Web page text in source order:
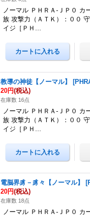
ノーマル ＰＨＲＡ-ＪＰ０ カ
族 攻撃力（ＡＴＫ）：００
イジ［ＰＨ…
教導の神徒【ノーマル】 [
20円(税込)
在庫数 16点
ノーマル ＰＨＲＡ-ＪＰ０ カ
族 攻撃力（ＡＴＫ）：００
イジ［ＰＨ…
電脳界豸－豸々【ノーマル】 [
20円(税込)
在庫数 18点
ノーマル ＰＨＲＡ-ＪＰ０ カ